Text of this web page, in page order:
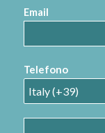
Email
Telefono